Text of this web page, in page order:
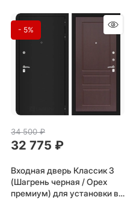
- 5%
34 500 ₽
32 775 ₽
Входная дверь Классик 3
(Шагрень черная / Орех
премиум) для установки в